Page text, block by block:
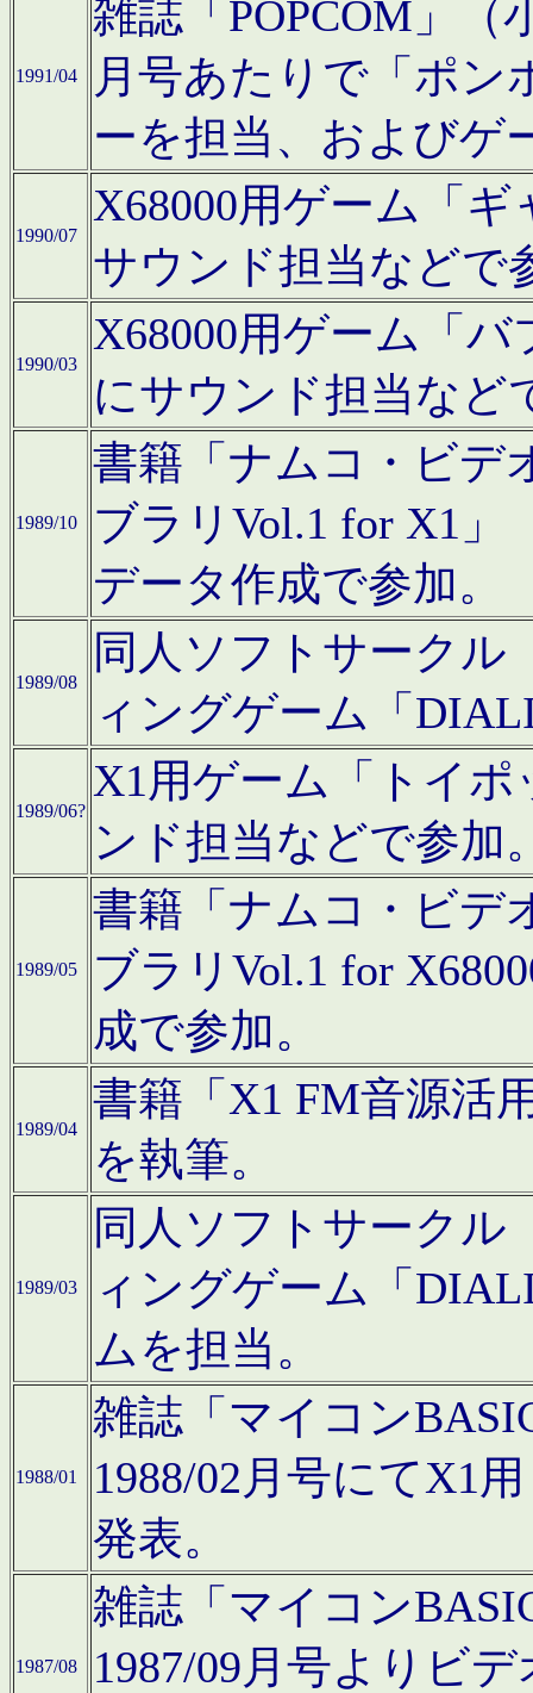
1991/04
雑誌「POPCOM」（
月号あたりで「ポン
ーを担当、およびゲ
1990/07
X68000用ゲーム「
サウンド担当などで
1990/03
X68000用ゲーム「
にサウンド担当など
1989/10
書籍「ナムコ・ビデ
ブラリVol.1 for X1」
データ作成で参加。
1989/08
同人ソフトサークル
ィングゲーム「
1989/06?
X1用ゲーム「トイ
ンド担当などで参加
1989/05
書籍「ナムコ・ビデ
ブラリVol.1 for
成で参加。
1989/04
書籍「X1 FM音源活
を執筆。
1989/03
同人ソフトサークル
ィングゲーム「
ムを担当。
1988/01
雑誌「マイコン
1988/02月号にてX1
発表。
1987/08
雑誌「マイコン
1987/09月号よりビ